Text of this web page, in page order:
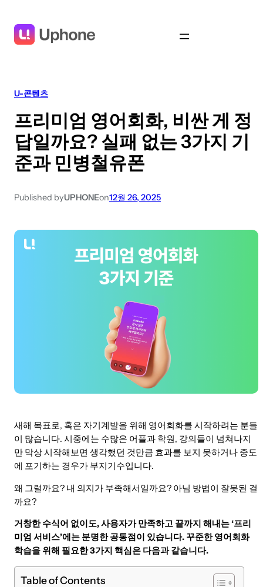
U-콘텐츠
프리미엄 영어회화, 비싼 게 정
답일까요? 실패 없는 3가지 기
준과 민병철유폰
Published byUPHONEon12월 26, 2025
새해 목표로, 혹은 자기계발을 위해 영어회화를 시작하려는 분들
이 많습니다. 시중에는 수많은 어플과 학원, 강의들이 넘쳐나지
만 막상 시작해보면 생각했던 것만큼 효과를 보지 못하거나 중도
에 포기하는 경우가 부지기수입니다.
왜 그럴까요? 내 의지가 부족해서일까요? 아님 방법이 잘못된 걸
까요?
거창한 수식어 없이도, 사용자가 만족하고 끝까지 해내는 ‘프리
미엄 서비스’에는 분명한 공통점이 있습니다. 꾸준한 영어회화
학습을 위해 필요한 3가지 핵심은 다음과 같습니다.
Table of Contents